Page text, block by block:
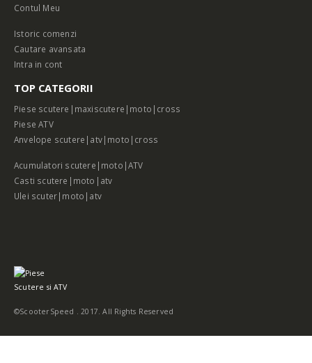
Contul Meu
Istoric comenzi
Cautare avansata
Intra in cont
TOP CATEGORII
Piese scutere|maxiscutere|moto|cross
Piese ATV
Anvelope scutere|atv|moto|cross
Acumulatori scutere|moto|ATV
Casti scutere|moto|atv
Ulei scuter|moto|atv
©ScooterSpeed . 2017. All Rights Reserved